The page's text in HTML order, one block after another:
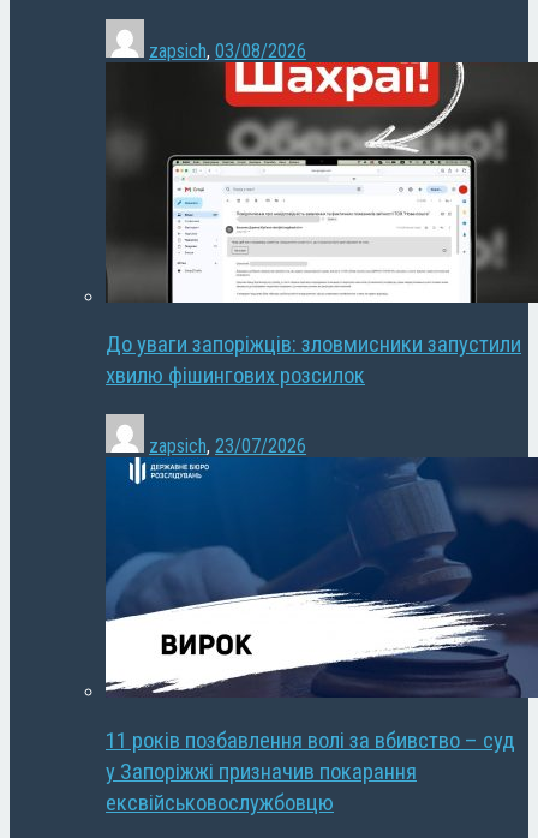
zapsich, 03/08/2026
До уваги запоріжців: зловмисники запустили
хвилю фішингових розсилок
zapsich, 23/07/2026
11 років позбавлення волі за вбивство – суд
у Запоріжжі призначив покарання
ексвійськовослужбовцю